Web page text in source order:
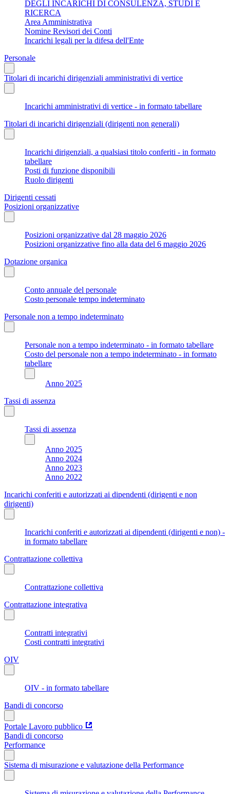
DEGLI INCARICHI DI CONSULENZA, STUDI E
RICERCA
Area Amministrativa
Nomine Revisori dei Conti
Incarichi legali per la difesa dell'Ente
Personale
Titolari di incarichi dirigenziali amministrativi di vertice
Incarichi amministrativi di vertice - in formato tabellare
Titolari di incarichi dirigenziali (dirigenti non generali)
Incarichi dirigenziali, a qualsiasi titolo conferiti - in formato
tabellare
Posti di funzione disponibili
Ruolo dirigenti
Dirigenti cessati
Posizioni organizzative
Posizioni organizzative dal 28 maggio 2026
Posizioni organizzative fino alla data del 6 maggio 2026
Dotazione organica
Conto annuale del personale
Costo personale tempo indeterminato
Personale non a tempo indeterminato
Personale non a tempo indeterminato - in formato tabellare
Costo del personale non a tempo indeterminato - in formato
tabellare
Anno 2025
Tassi di assenza
Tassi di assenza
Anno 2025
Anno 2024
Anno 2023
Anno 2022
Incarichi conferiti e autorizzati ai dipendenti (dirigenti e non
dirigenti)
Incarichi conferiti e autorizzati ai dipendenti (dirigenti e non) -
in formato tabellare
Contrattazione collettiva
Contrattazione collettiva
Contrattazione integrativa
Contratti integrativi
Costi contratti integrativi
OIV
OIV - in formato tabellare
Bandi di concorso
Portale Lavoro pubblico
Bandi di concorso
Performance
Sistema di misurazione e valutazione della Performance